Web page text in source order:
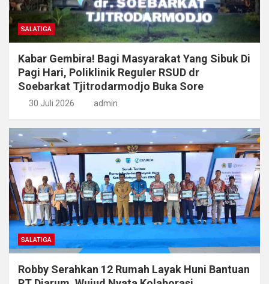
SALATIGA
Kabar Gembira! Bagi Masyarakat Yang Sibuk Di
Pagi Hari, Poliklinik Reguler RSUD dr
Soebarkat Tjitrodarmodjo Buka Sore
30 Juli 2026 admin
SALATIGA
Robby Serahkan 12 Rumah Layak Huni Bantuan